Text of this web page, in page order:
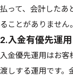
払って、会計したあ
ることがありません。
2.入金有優先運用
入金優先運用はお
渡しする運用です。